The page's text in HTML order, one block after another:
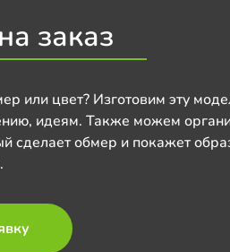
заказ
или цвет? Изготовим эту
идеям. Также можем
сделает обмер и покажет